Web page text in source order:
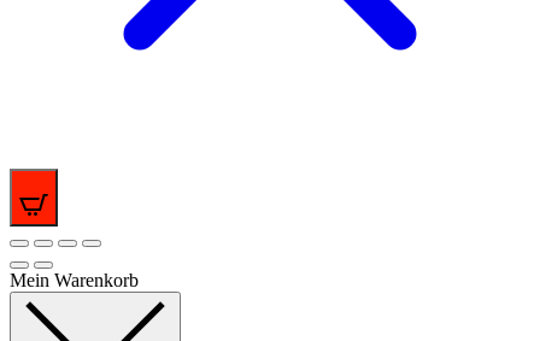
Mein Warenkorb